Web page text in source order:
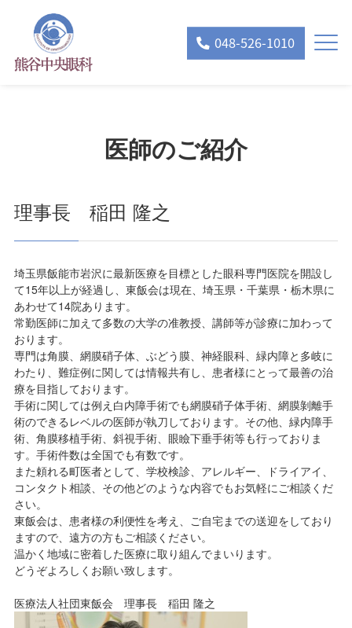
048-526-1010
医師のご紹介
理事長 稲田 隆之
埼玉県飯能市岩沢に最新医療を目標とした眼科専門医院を開設し
て15年以上が経過し、東飯会は現在、埼玉県・千葉県・栃木県に
あわせて14院あります。
常勤医師に加えて多数の大学の准教授、講師等が診療に加わって
おります。
専門は角膜、網膜硝子体、ぶどう膜、神経眼科、緑内障と多岐に
わたり、難症例に関しては情報共有し、患者様にとって最善の治
療を目指しております。
手術に関しては例え白内障手術でも網膜硝子体手術、網膜剝離手
術のできるレベルの医師が執刀しております。その他、緑内障手
術、角膜移植手術、斜視手術、眼瞼下垂手術等も行っておりま
す。手術件数は全国でも有数です。
また頼れる町医者として、学校検診、アレルギー、ドライアイ、
コンタクト相談、その他どのような内容でもお気軽にご相談くだ
さい。
東飯会は、患者様の利便性を考え、ご自宅までの送迎をしており
ますので、遠方の方もご相談ください。
温かく地域に密着した医療に取り組んでまいります。
どうぞよろしくお願い致します。
医療法人社団東飯会 理事長 稲田 隆之